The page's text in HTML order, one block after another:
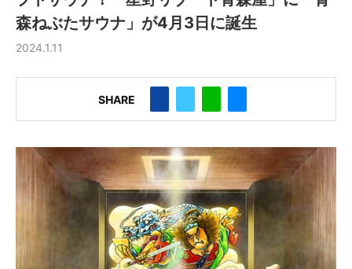
森ねぶたサウナ」が4月3日に誕生
2024.1.11
SHARE